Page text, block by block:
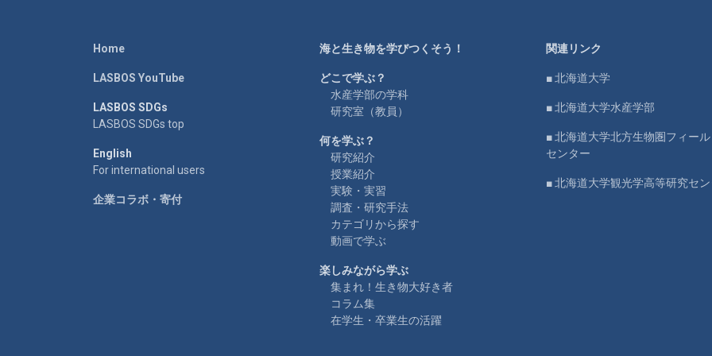
Home
LASBOS YouTube
LASBOS SDGs
LASBOS SDGs top
English
For international users
企業コラボ・寄付
海と生き物を学びつくそう！
どこで学ぶ？
水産学部の学科
研究室（教員）
何を学ぶ？
研究紹介
授業紹介
実験・実習
調査・研究手法
カテゴリから探す
動画で学ぶ
楽しみながら学ぶ
集まれ！生き物大好き者
コラム集
在学生・卒業生の活躍
関連リンク
■ 北海道大学
■ 北海道大学水産学部
■ 北海道大学北方生物圏フィー
センター
■ 北海道大学観光学高等研究セ